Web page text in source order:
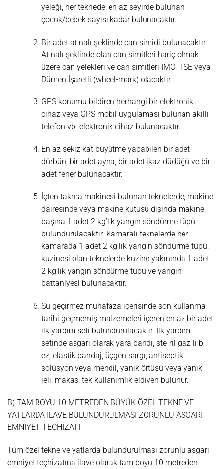
yeleği, her teknede, en az seyirde bulunan
çocuk/bebek sayısı kadar bulunacaktır.
Bir adet at nalı şeklinde can simidi bulunacaktır.
At nalı şeklinde olan can simitleri hariç olmak
üzere can yelekleri ve can simitleri IMO, TSE veya
Dümen İşaretli (wheel-mark) olacaktır.
GPS konumu bildiren herhangi bir elektronik
cihaz veya GPS mobil uygulaması bulunan akıllı
telefon vb. elektronik cihaz bulunacaktır.
En az sekiz kat büyütme yapabilen bir adet
dürbün, bir adet ayna, bir adet ikaz düdüğü ve bir
adet fener bulunacaktır.
İçten takma makinesi bulunan teknelerde, makine
dairesinde veya makine kutusu dışında makine
başına 1 adet 2 kg’lık yangın söndürme tüpü
bulundurulacaktır. Kamaralı teknelerde her
kamarada 1 adet 2 kg’lık yangın söndürme tüpü,
kuzinesi olan teknelerde kuzine yakınında 1 adet
2 kg’lık yangın söndürme tüpü ve yangın
battaniyesi bulunacaktır.
Su geçirmez muhafaza içerisinde son kullanma
tarihi geçmemiş malzemeleri içeren en az bir adet
ilk yardım seti bulundurulacaktır. İlk yardım
setinde asgari olarak yara bandı, ste-ril gaz-lı b-
ez, elastik bandaj, üçgen sargı, antiseptik
solüsyon veya mendil, yanık örtüsü veya yanık
jeli, makas, tek kullanımlık eldiven bulunur.
B) TAM BOYU 10 METREDEN BÜYÜK ÖZEL TEKNE VE
YATLARDA İLAVE BULUNDURULMASI ZORUNLU ASGARİ
EMNİYET TEÇHİZATI
Tüm özel tekne ve yatlarda bulundurulması zorunlu asgari
emniyet teçhizatına ilave olarak tam boyu 10 metreden